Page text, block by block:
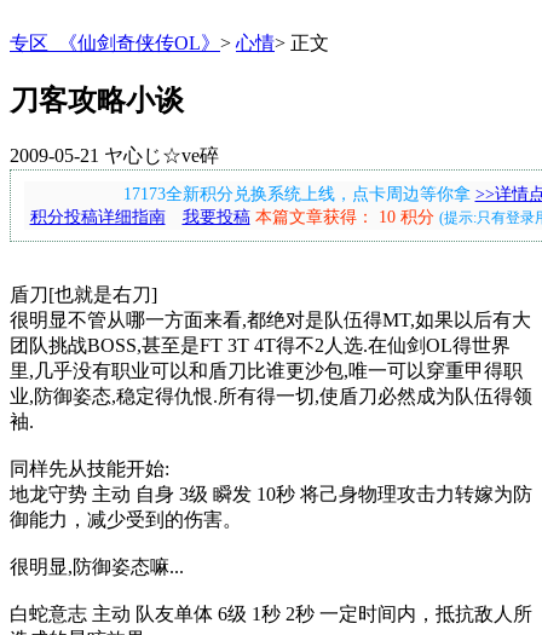
专区_《仙剑奇侠传OL》 > 心情> 正文
刀客攻略小谈
2009-05-21 ヤ心じ☆ve碎
17173全新积分兑换系统上线，点卡周边等你拿 >>详情
积分投稿详细指南
我要投稿 本篇文章获得： 10 积分 (提示:只有登录
盾刀[也就是右刀]
很明显不管从哪一方面来看,都绝对是队伍得MT,如果以后有大
团队挑战BOSS,甚至是FT 3T 4T得不2人选.在仙剑OL得世界
里,几乎没有职业可以和盾刀比谁更沙包,唯一可以穿重甲得职
业,防御姿态,稳定得仇恨.所有得一切,使盾刀必然成为队伍得领
袖.
同样先从技能开始:
地龙守势 主动 自身 3级 瞬发 10秒 将己身物理攻击力转嫁为防
御能力，减少受到的伤害。
很明显,防御姿态嘛...
白蛇意志 主动 队友单体 6级 1秒 2秒 一定时间内，抵抗敌人所